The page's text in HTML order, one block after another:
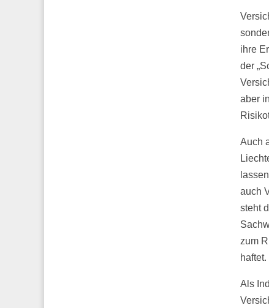
ihre
der
aber
Auch
auch
steht
zum
haftet.
Als